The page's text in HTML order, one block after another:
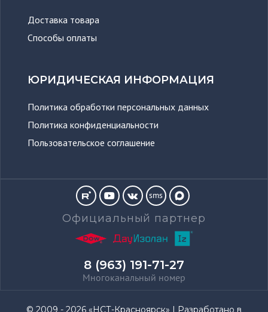
Доставка товара
Способы оплаты
ЮРИДИЧЕСКАЯ ИНФОРМАЦИЯ
Политика обработки персональных данных
Политика конфиденциальности
Пользовательское соглашение
sms
Официальный партнер
8 (963) 191-71-27
Многоканальный номер